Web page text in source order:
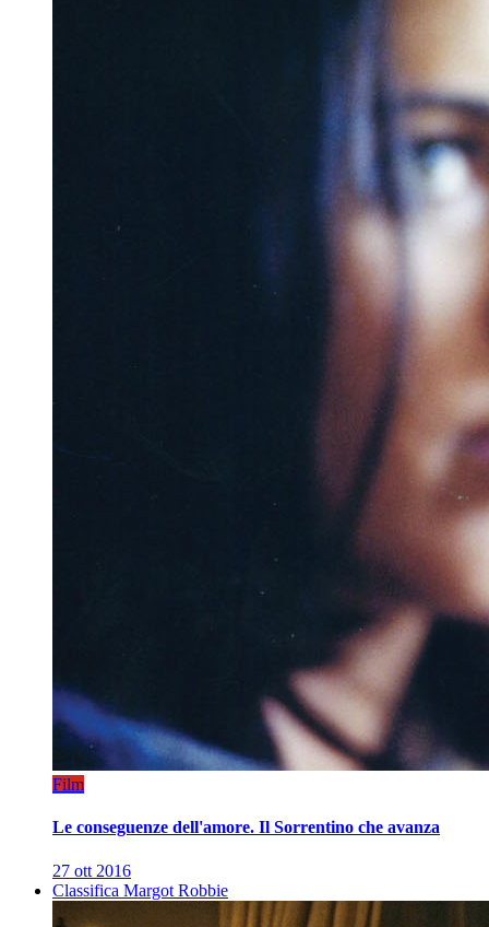
Film
Le conseguenze dell'amore. Il Sorrentino che avanza
27 ott 2016
Classifica Margot Robbie